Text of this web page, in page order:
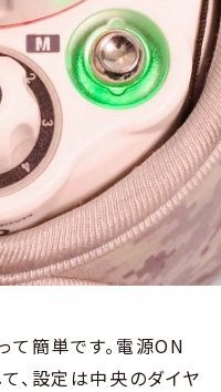
簡単です。電源ON
、設定は中央のダイヤ